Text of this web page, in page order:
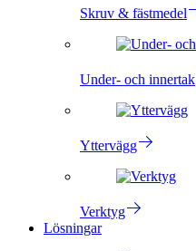
Skruv & fästmedel
Under- och innertak
Yttervägg
Verktyg
Lösningar